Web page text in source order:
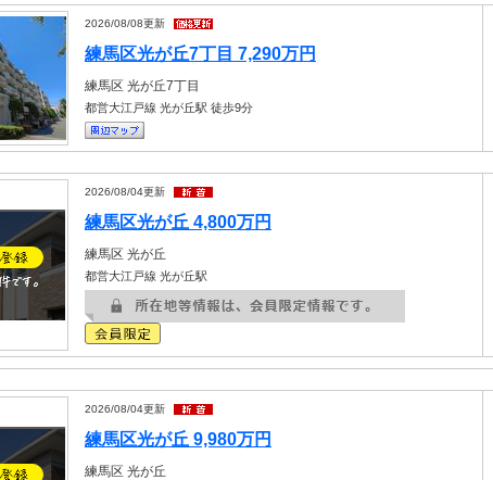
2026/08/08更新
練馬区光が丘7丁目 7,290万円
練馬区 光が丘7丁目
都営大江戸線 光が丘駅 徒歩9分
2026/08/04更新
練馬区光が丘 4,800万円
練馬区 光が丘
都営大江戸線 光が丘駅
2026/08/04更新
練馬区光が丘 9,980万円
練馬区 光が丘